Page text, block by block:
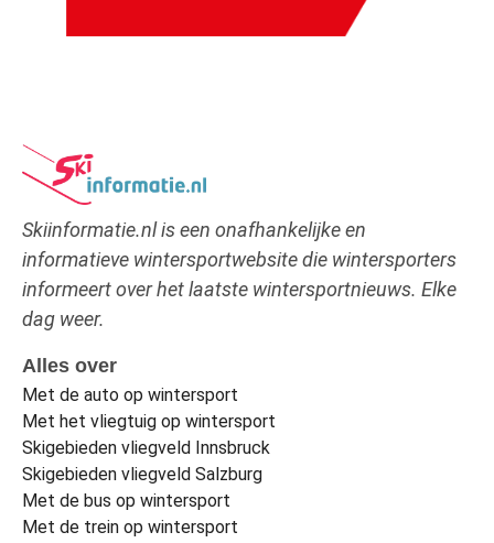
Skiinformatie.nl is een onafhankelijke en
informatieve wintersportwebsite die wintersporters
informeert over het laatste wintersportnieuws. Elke
dag weer.
Alles over
Met de auto op wintersport
Met het vliegtuig op wintersport
Skigebieden vliegveld Innsbruck
Skigebieden vliegveld Salzburg
Met de bus op wintersport
Met de trein op wintersport